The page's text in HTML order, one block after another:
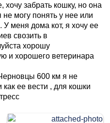
хочу забрать кошку, но она
не могу понять у нее или
меня дома кот, я хочу ее
свозить в
хорошу
и хорошего ветеринара
600 км я не
как ее вести , для кошки